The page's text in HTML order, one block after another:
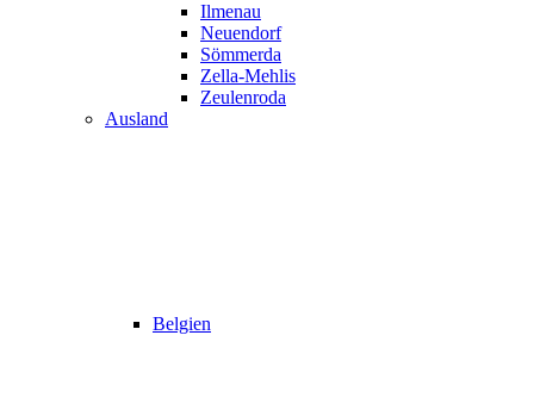
Ilmenau
Neuendorf
Sömmerda
Zella-Mehlis
Zeulenroda
Ausland
Belgien